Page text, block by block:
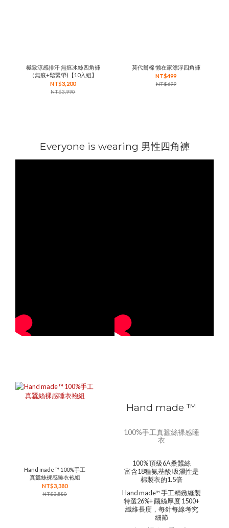
極致涼感排汗 無痕冰絲四角褲
（無痕+鬆緊帶)【10入組】
NT$3,200
NT$3,990
莫代爾棉 懶在家漂浮四角褲
NT$499
NT$699
Everyone is wearing 男性四角褲
Hand made ™ 100%手工
真蠶絲裸感睡衣袍組
NT$3,380
NT$3,580
Hand made ™
100%手工真蠶絲裸感睡
衣
100% 頂級6A桑蠶絲
富含18種氨基酸 吸濕性是
棉製衣的1.5倍
Hand made™ 手工精緻縫製
特選26%+ 繭絲厚度 1500+
纖維長度，每針每線考究
細節